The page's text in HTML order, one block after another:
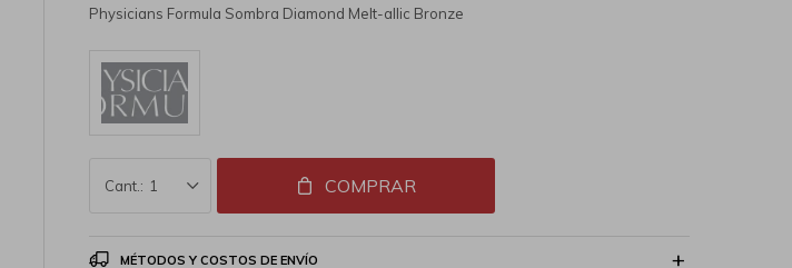
Physicians Formula Sombra Diamond Melt-allic Bronze
1 COMPRAR
MÉTODOS Y COSTOS DE ENVÍO